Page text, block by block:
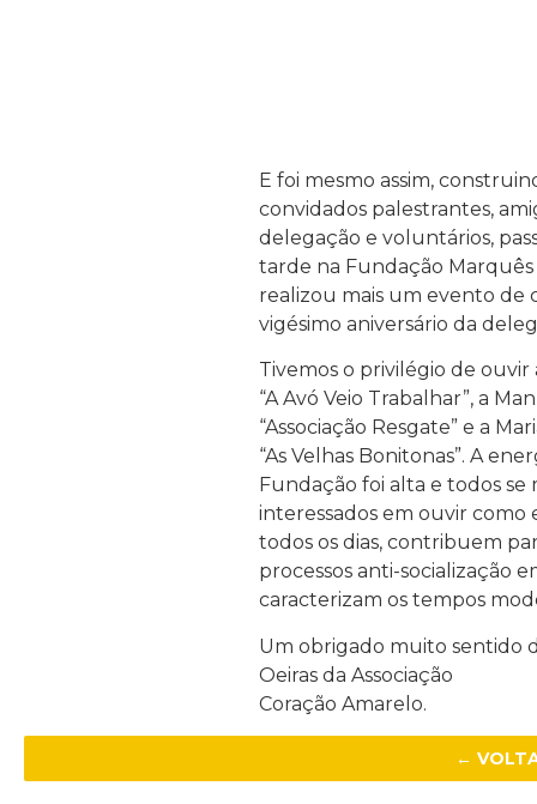
E foi mesmo assim,
convidados palestrantes,
delegação e voluntários,
tarde na Fundação
realizou mais um evento de
vigésimo aniversário da
Tivemos o privilégio de ouvir
“A Avó Veio Trabalhar”, a
“Associação Resgate” e a
“As Velhas Bonitonas”. A
Fundação foi alta e todos
interessados em ouvir como
todos os dias, contribuem
processos anti-socialização
caracterizam os tempos
Um obrigado muito sentido
Oeiras da Associação
Coração Amarelo.
←